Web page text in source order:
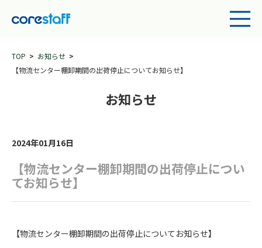
TOP
お知らせ
【物流センター棚卸期間の出荷停止についてお知らせ】
お知らせ
2024年01月16日
【物流センター棚卸期間の出荷停止につい
てお知らせ】
【物流センター棚卸期間の出荷停止についてお知らせ】